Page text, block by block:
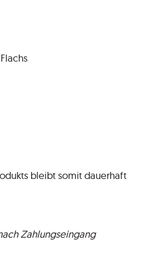
bleibt somit dauerhaft
Zahlungseingang